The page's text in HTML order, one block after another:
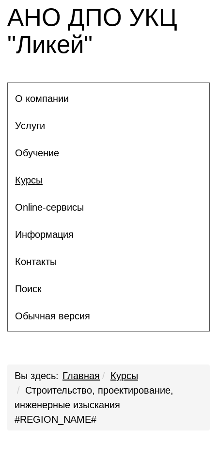
АНО ДПО УКЦ
"Ликей"
О компании
Услуги
Обучение
Курсы
Online-сервисы
Информация
Контакты
Поиск
Обычная версия
Вы здесь: Главная
Курсы
Строительство, проектирование,
инженерные изыскания
#REGION_NAME#